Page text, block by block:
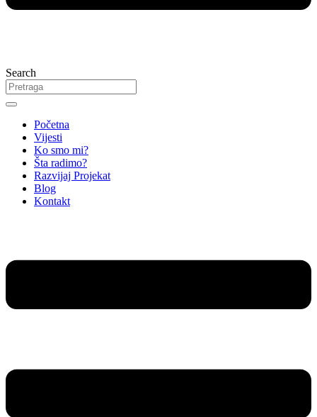
Search
Početna
Vijesti
Ko smo mi?
Šta radimo?
Razvijaj Projekat
Blog
Kontakt